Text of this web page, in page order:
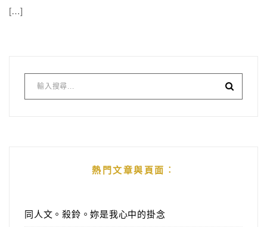
[…]
熱門文章與頁面︰
同人文。殺鈴。妳是我心中的掛念